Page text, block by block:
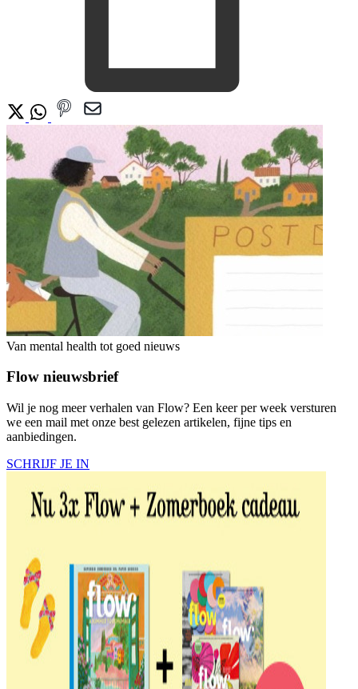
Van mental health tot goed nieuws
Flow nieuwsbrief
Wil je nog meer verhalen van Flow? Een keer per week versturen
we een mail met onze best gelezen artikelen, fijne tips en
aanbiedingen.
SCHRIJF JE IN